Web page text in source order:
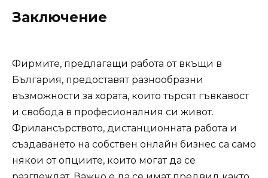
Заключение
Фирмите, предлагащи работа от вкъщи в
България, предоставят разнообразни
възможности за хората, които търсят гъвкавост
и свобода в професионалния си живот.
Фрилансърството, дистанционната работа и
създаването на собствен онлайн бизнес са само
някои от опциите, които могат да се